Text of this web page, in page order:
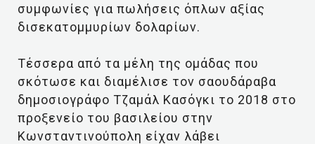
συμφωνίες για πωλήσεις όπλων αξίας
δισεκατομμυρίων δολαρίων.
Τέσσερα από τα μέλη της ομάδας που
σκότωσε και διαμέλισε τον σαουδάραβα
δημοσιογράφο Τζαμάλ Κασόγκι το 2018 στο
προξενείο του βασιλείου στην
Κωνσταντινούπολη είχαν λάβει